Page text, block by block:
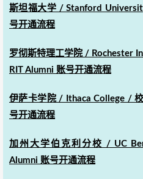
斯坦福大学 / Stanford
号开通流程
罗彻斯特理工学院 / Rochester
RIT Alumni 账号开通流程
伊萨卡学院 / Ithaca College /
号开通流程
加州大学伯克利分校 / UC
Alumni 账号开通流程